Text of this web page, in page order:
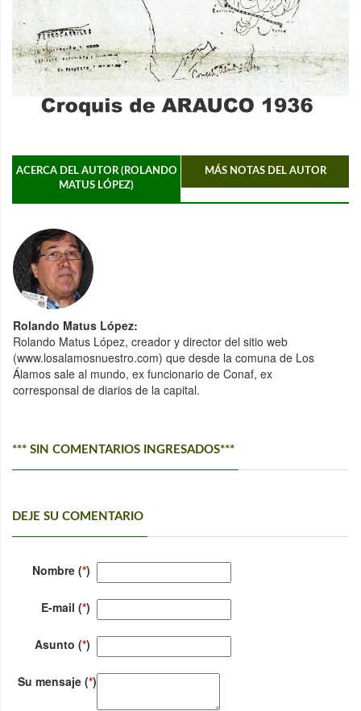
ACERCA DEL AUTOR (ROLANDO
MATUS LÓPEZ)
MÁS NOTAS DEL AUTOR
Rolando Matus López:
Rolando Matus López, creador y director del sitio web
(www.losalamosnuestro.com) que desde la comuna de Los
Álamos sale al mundo, ex funcionario de Conaf, ex
corresponsal de diarios de la capital.
*** SIN COMENTARIOS INGRESADOS***
DEJE SU COMENTARIO
Nombre (*)
E-mail (*)
Asunto (*)
Su mensaje (*)